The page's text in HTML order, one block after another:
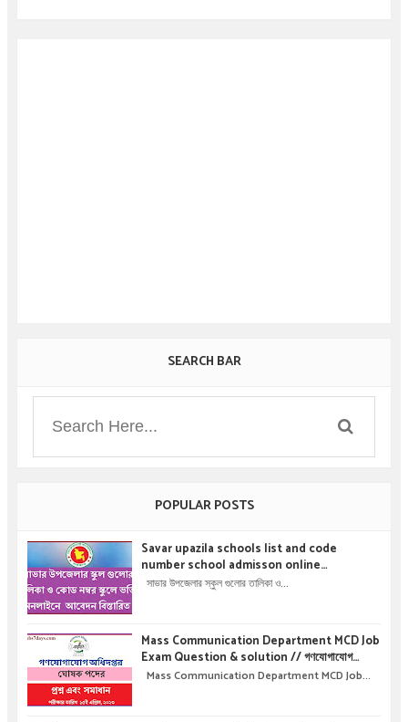
SEARCH BAR
POPULAR POSTS
Savar upazila schools list and code
number school admisson online
application details !! সাভার উপজেলার স্কুল গুলোর
সাভার উপজেলার স্কুল গুলোর তালিকা ও...
Mass Communication Department MCD Job
Exam Question & solution // গণযোগাযোগ
অধিদপ্তরে নিয়োগ পরীক্ষার প্রশ্ন এবং সমাধান
Mass Communication Department MCD Job...